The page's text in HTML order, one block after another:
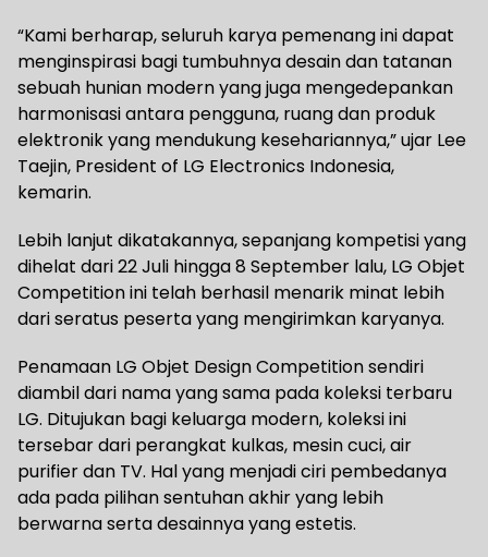
“Kami berharap, seluruh karya pemenang ini dapat
menginspirasi bagi tumbuhnya desain dan tatanan
sebuah hunian modern yang juga mengedepankan
harmonisasi antara pengguna, ruang dan produk
elektronik yang mendukung kesehariannya,” ujar Lee
Taejin, President of LG Electronics Indonesia,
kemarin.
Lebih lanjut dikatakannya, sepanjang kompetisi yang
dihelat dari 22 Juli hingga 8 September lalu, LG Objet
Competition ini telah berhasil menarik minat lebih
dari seratus peserta yang mengirimkan karyanya.
Penamaan LG Objet Design Competition sendiri
diambil dari nama yang sama pada koleksi terbaru
LG. Ditujukan bagi keluarga modern, koleksi ini
tersebar dari perangkat kulkas, mesin cuci, air
purifier dan TV. Hal yang menjadi ciri pembedanya
ada pada pilihan sentuhan akhir yang lebih
berwarna serta desainnya yang estetis.